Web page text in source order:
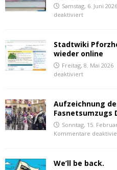
Samstag, 6. Juni 2026
deaktiviert
Stadtwiki
wieder online
Freitag, 8. Mai 2026
deaktiviert
Aufzeichnung
Fasnetsumzugs
Sonntag, 15.
Kommentare
We’ll be back.